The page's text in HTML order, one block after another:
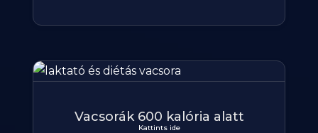
Vacsorák 600 kalória alatt
Kattints ide